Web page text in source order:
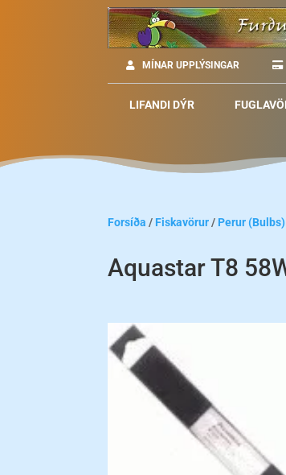
MÍNAR UPPLÝSINGAR
LIFANDI DÝR
Forsíða / Fiskavörur/ Perur (Bulbs)
Aquastar T8